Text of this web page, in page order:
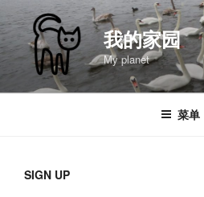
至
内
我的家园
My planet
菜单
SIGN UP